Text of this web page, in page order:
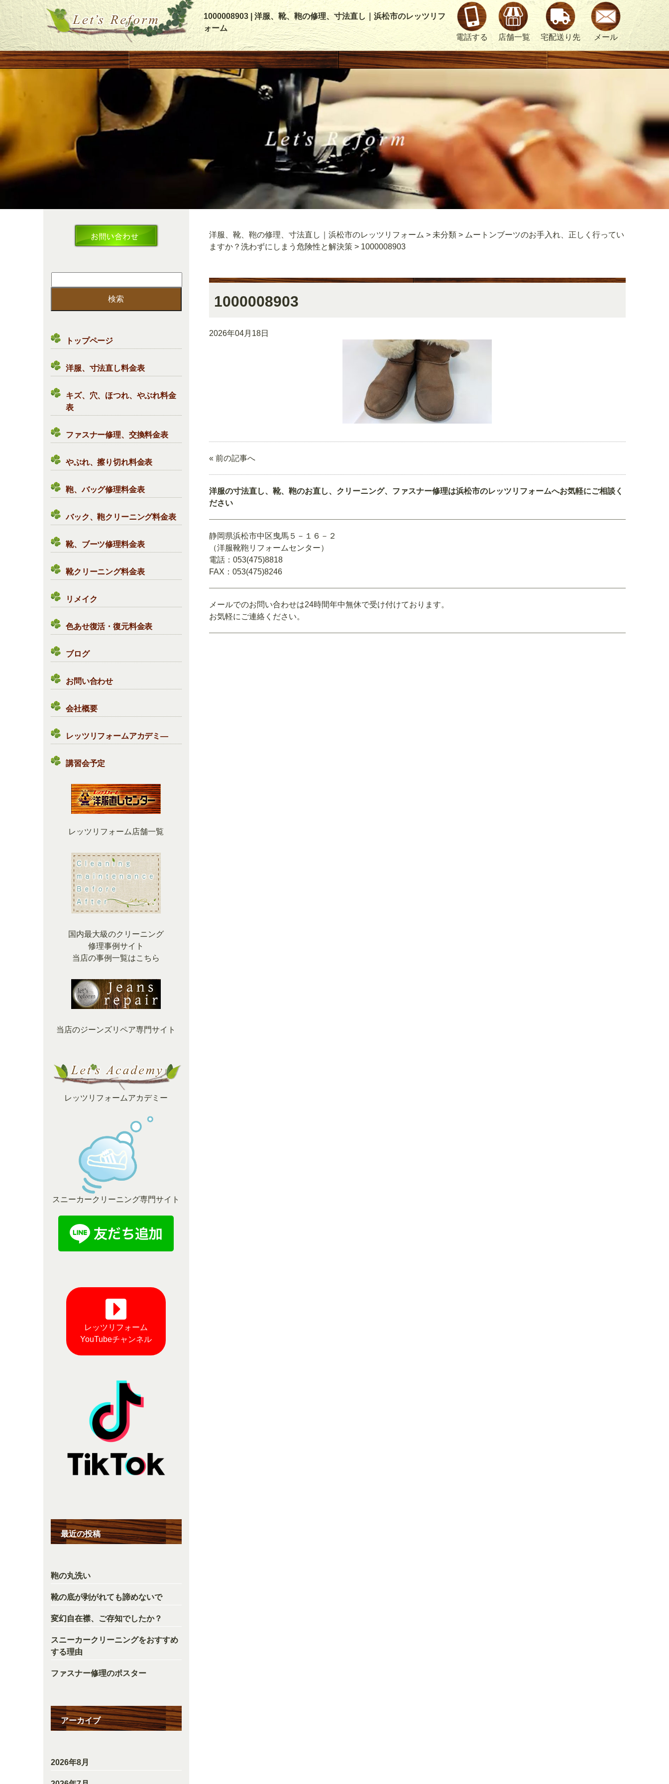
1000008903 | 洋服、靴、鞄の修理、寸法直し｜浜松市のレッツリフ
ォーム
電話する
店舗一覧 宅配送り先 メール
索:
トップページ
洋服、寸法直し料金表
キズ、穴、ほつれ、やぶれ料金
表
ファスナー修理、交換料金表
やぶれ、擦り切れ料金表
鞄、バッグ修理料金表
バック、鞄クリーニング料金表
靴、ブーツ修理料金表
靴クリーニング料金表
リメイク
色あせ復活・復元料金表
ブログ
お問い合わせ
会社概要
レッツリフォームアカデミ―
講習会予定
レッツリフォーム店舗一覧
国内最大級のクリーニング
修理事例サイト
当店の事例一覧はこちら
当店のジーンズリペア専門サイト
レッツリフォームアカデミー
スニーカークリーニング専門サイト
レッツリフォーム
YouTubeチャンネル
最近の投稿
鞄の丸洗い
靴の底が剥がれても諦めないで
変幻自在襟、ご存知でしたか？
スニーカークリーニングをおすすめ
する理由
ファスナー修理のポスター
アーカイブ
2026年8月
洋服、靴、鞄の修理、寸法直し｜浜松市のレッツリフォーム > 未分類> ムートンブーツのお手入れ、正しく行ってい
ますか？洗わずにしまう危険性と解決策> 1000008903
1000008903
2026年04月18日
« 前の記事へ
洋服の寸法直し、靴、鞄のお直し、クリーニング、ファスナー修理は浜松市のレッツリフォームへお気軽にご相談く
ださい
静岡県浜松市中区曳馬５－１６－２
（洋服靴鞄リフォームセンター）
電話：053(475)8818
FAX：053(475)8246
メールでのお問い合わせは24時間年中無休で受け付けております。
お気軽にご連絡ください。